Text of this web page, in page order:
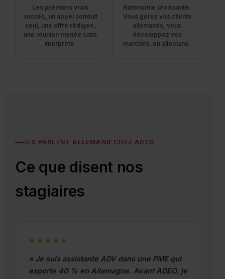
Les premiers vrais
succès, un appel conduit
seul, une offre rédigée,
une réunion menée sans
interprète.
Autonomie croissante.
Vous gérez vos clients
allemands, vous
développez vos
marchés, en allemand.
ILS PARLENT ALLEMAND CHEZ ADEO
Ce que disent nos
stagiaires
★★★★★
« Je suis assistante ADV dans une PME qui
exporte 40 % en Allemagne. Avant ADEO, je